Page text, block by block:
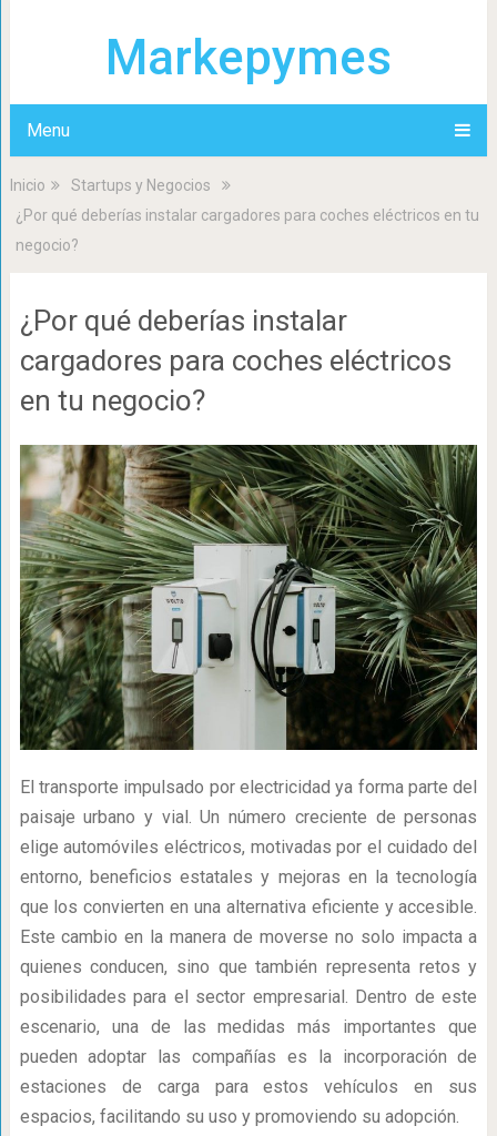
Markepymes
Menu
Inicio
Startups y Negocios
¿Por qué deberías instalar cargadores para coches eléctricos en tu
negocio?
¿Por qué deberías instalar
cargadores para coches eléctricos
en tu negocio?
El transporte impulsado por electricidad ya forma parte del
paisaje urbano y vial. Un número creciente de personas
elige automóviles eléctricos, motivadas por el cuidado del
entorno, beneficios estatales y mejoras en la tecnología
que los convierten en una alternativa eficiente y accesible.
Este cambio en la manera de moverse no solo impacta a
quienes conducen, sino que también representa retos y
posibilidades para el sector empresarial. Dentro de este
escenario, una de las medidas más importantes que
pueden adoptar las compañías es la incorporación de
estaciones de carga para estos vehículos en sus
espacios, facilitando su uso y promoviendo su adopción.